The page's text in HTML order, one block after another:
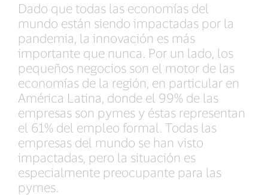
Dado que todas las economías del
mundo están siendo impactadas por la
pandemia, la innovación es más
importante que nunca. Por un lado, los
pequeños negocios son el motor de las
economías de la región, en particular en
América Latina, donde el 99% de las
empresas son pymes y éstas representan
el 61% del empleo formal. Todas las
empresas del mundo se han visto
impactadas, pero la situación es
especialmente preocupante para las
pymes.